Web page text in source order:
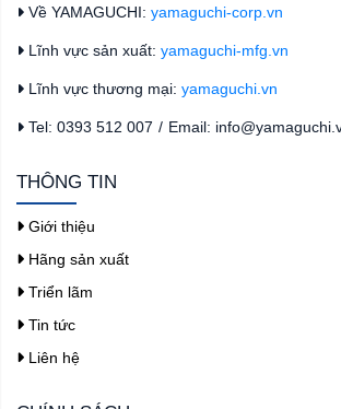
Về YAMAGUCHI: yamaguchi-corp.vn
Lĩnh vực sản xuất: yamaguchi-mfg.vn
Lĩnh vực thương mại: yamaguchi.vn
Tel: 0393 512 007 / Email:
THÔNG TIN
Giới thiệu
Hãng sản xuất
Triển lãm
Tin tức
Liên hệ